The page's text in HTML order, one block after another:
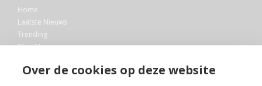
Over de cookies op deze website
Home
Laatste Nieuws
Trending
Blog Maurice
Bibliotheek